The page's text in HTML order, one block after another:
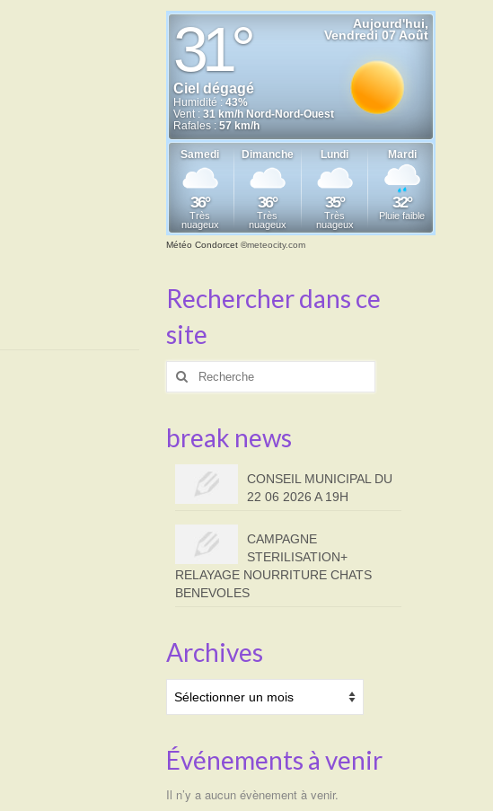
Météo Condorcet©meteocity.com
Rechercher dans ce
site
Rechercher
break news
CONSEIL MUNICIPAL DU
22 06 2026 A 19H
CAMPAGNE
STERILISATION+
RELAYAGE NOURRITURE CHATS
BENEVOLES
Archives
Événements à venir
Il n’y a aucun évènement à venir.